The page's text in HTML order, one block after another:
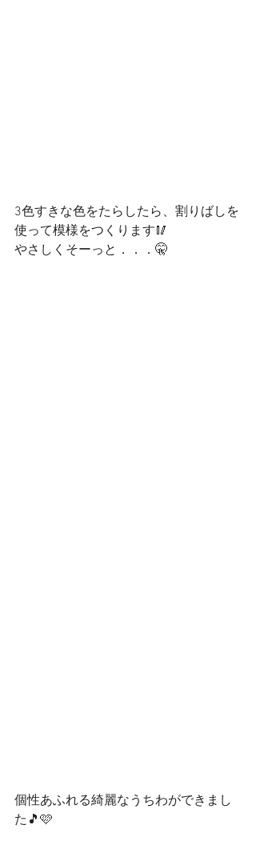
3色すきな色をたらしたら、割りばしを
使って模様をつくります🥢
やさしくそーっと．．．🤫
個性あふれる綺麗なうちわができまし
た🎵🩷